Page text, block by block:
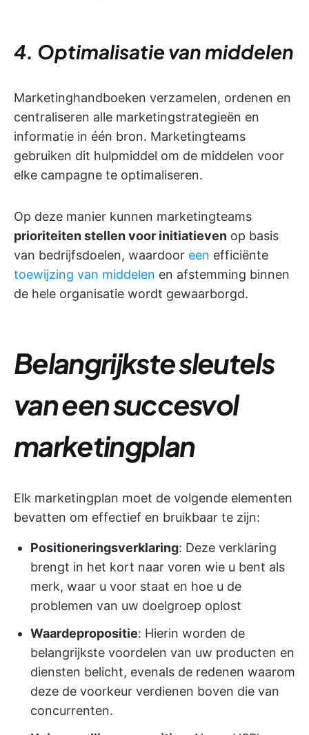
4. Optimalisatie van middelen
Marketinghandboeken verzamelen, ordenen en
centraliseren alle marketingstrategieën en
informatie in één bron. Marketingteams
gebruiken dit hulpmiddel om de middelen voor
elke campagne te optimaliseren.
Op deze manier kunnen marketingteams
prioriteiten stellen voor initiatieven op basis
van bedrijfsdoelen, waardoor een efficiënte
toewijzing van middelen en afstemming binnen
de hele organisatie wordt gewaarborgd.
Belangrijkste sleutels
van een succesvol
marketingplan
Elk marketingplan moet de volgende elementen
bevatten om effectief en bruikbaar te zijn:
Positioneringsverklaring: Deze verklaring
brengt in het kort naar voren wie u bent als
merk, waar u voor staat en hoe u de
problemen van uw doelgroep oplost
Waardepropositie: Hierin worden de
belangrijkste voordelen van uw producten en
diensten belicht, evenals de redenen waarom
deze de voorkeur verdienen boven die van
concurrenten.